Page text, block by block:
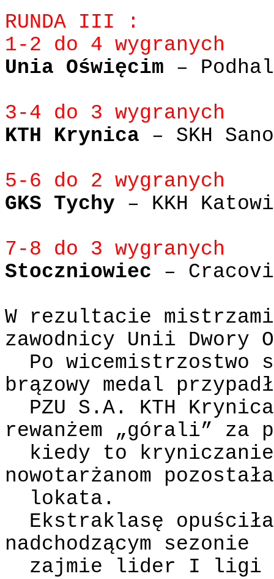
RUNDA III :
1-2 do 4 wygranych
Unia Oświęcim –
3-4 do 3 wygranych
KTH Krynica – SKH
5-6 do 2 wygranych
GKS Tychy – KKH
7-8 do 3 wygranych
Stoczniowiec –
W rezultacie
zawodnicy Unii Dwory
Po wicemistrzostwo
brązowy medal przypadł
PZU S.A. KTH
rewanżem „górali” za
kiedy to
nowotarżanom
lokata.
Ekstraklasę
nadchodzącym sezonie
zajmie lider I ligi